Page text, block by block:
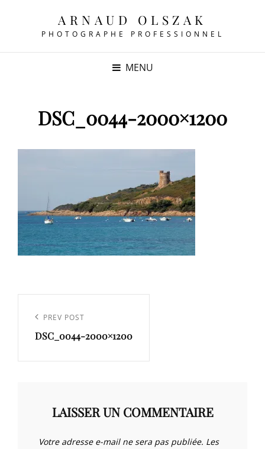
ARNAUD OLSZAK
PHOTOGRAPHE PROFESSIONNEL
MENU
DSC_0044-2000×1200
l’article
Previous
Post
PREV POST
DSC_0044-2000×1200
LAISSER UN COMMENTAIRE
Votre adresse e-mail ne sera pas publiée. Les